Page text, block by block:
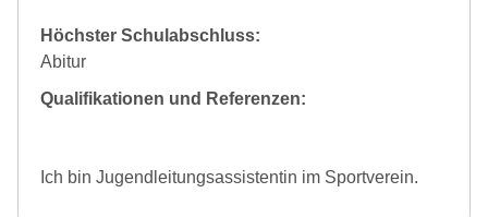
Höchster Schulabschluss:
Abitur
Qualifikationen und Referenzen:
Ich bin Jugendleitungsassistentin im Sportverein.